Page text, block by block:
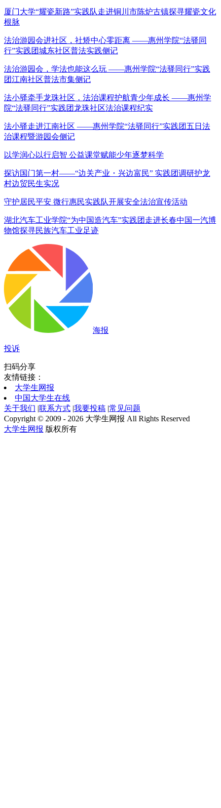
厦门大学“耀瓷新路”实践队走进铜川市陈炉古镇探寻耀瓷文化
根脉
法治游园会进社区，社矫中心零距离 ——惠州学院“法驿同
行”实践团城东社区普法实践侧记
法治游园会，学法也能这么玩 ——惠州学院“法驿同行”实践
团江南社区普法市集侧记
法小驿牵手龙珠社区，法治课程护航青少年成长 ——惠州学
院“法驿同行”实践团龙珠社区法治课程纪实
法小驿走进江南社区 ——惠州学院“法驿同行”实践团五日法
治课程暨游园会侧记
以学润心以行启智 公益课堂赋能少年逐梦科学
探访国门第一村——“边关产业・兴边富民” 实践团调研护龙
村边贸民生实况
守护居民平安 微行惠民实践队开展安全法治宣传活动
湖北汽车工业学院“为中国造汽车”实践团走进长春中国一汽博
物馆探寻民族汽车工业足迹
海报
投诉
扫码分享
友情链接：
大学生网报
中国大学生在线
关于我们 |联系方式 |我要投稿 |常见问题
Copyright © 2009 - 2026 大学生网报 All Rights Reserved
大学生网报 版权所有